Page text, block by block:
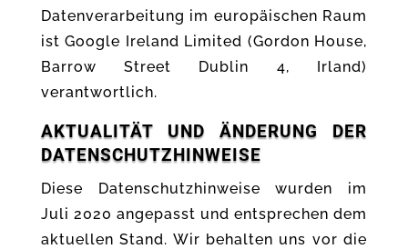
Datenverarbeitung im europäischen Raum
ist Google Ireland Limited (Gordon House,
Barrow Street Dublin 4, Irland)
verantwortlich.
AKTUALITÄT UND ÄNDERUNG DER
DATENSCHUTZHINWEISE
Diese Datenschutzhinweise wurden im
Juli 2020 angepasst und entsprechen dem
aktuellen Stand. Wir behalten uns vor die